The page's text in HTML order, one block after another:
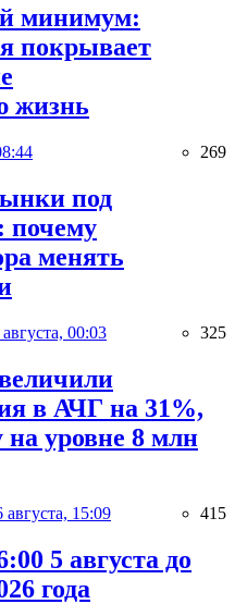
минимум:
покрывает
жизнь
269
под
почему
менять
00:03 325
в АЧГ на 31%,
на уровне 8 млн
августа, 15:09 415
5 августа до
года